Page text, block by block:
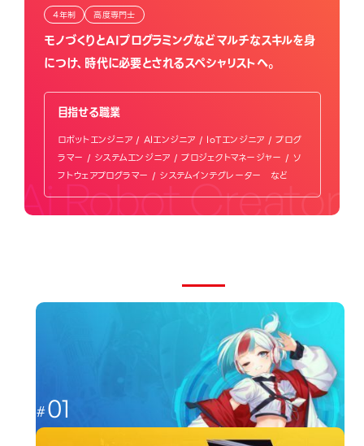
4年制 高度専門士
モノづくりとAIプログラミングなどマルチなスキルを身
につけ、時代に必要とされるスペシャリストへ。
目指せる職業
ロボットエンジニア / AIエンジニア / IoTエンジニア / プログ
ラマー / システムエンジニア / プロジェクトマネージャー / ソ
フトウェアプログラマー / システムインテグレーター など
Ai Robot Creator
5World
福岡テックで学べる5ワールド
01
これからのゲーム業界を担う人材へ